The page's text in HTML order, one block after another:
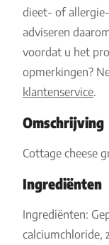
dieet- of
adviseren
voordat u het
opmerkingen?
klantenservice.
Omschrijving
Cottage cheese
Ingrediënten
Ingrediënten:
calciumchloride,